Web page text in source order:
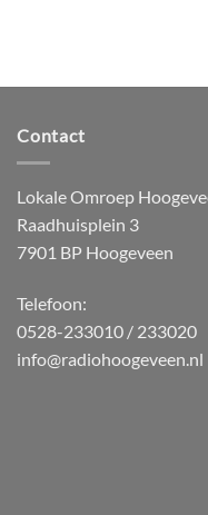
Contact
Lokale Omroep
Raadhuisplein 3
7901 BP Hoogeveen
Telefoon:
0528-233010 / 233020
info@radiohoogeveen.nl